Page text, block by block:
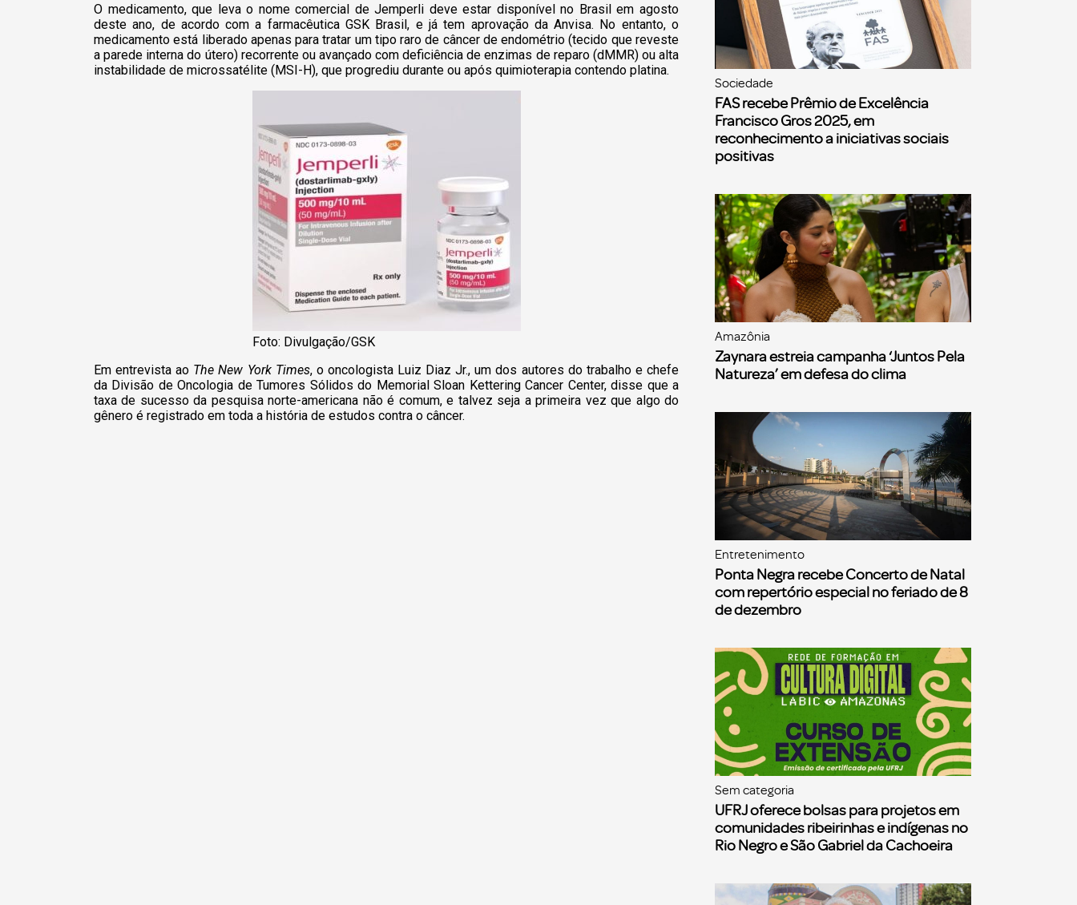
O medicamento, que leva o nome comercial de Jemperli deve estar disponível no Brasil em agosto
deste ano, de acordo com a farmacêutica GSK Brasil, e já tem aprovação da Anvisa. No entanto, o
medicamento está liberado apenas para tratar um tipo raro de câncer de endométrio (tecido que reveste
a parede interna do útero) recorrente ou avançado com deficiência de enzimas de reparo (dMMR) ou alta
instabilidade de microssatélite (MSI-H), que progrediu durante ou após quimioterapia contendo platina.
Foto: Divulgação/GSK
Em entrevista ao The New York Times, o oncologista Luiz Diaz Jr., um dos autores do trabalho e chefe
da Divisão de Oncologia de Tumores Sólidos do Memorial Sloan Kettering Cancer Center, disse que a
taxa de sucesso da pesquisa norte-americana não é comum, e talvez seja a primeira vez que algo do
gênero é registrado em toda a história de estudos contra o câncer.
Sociedade
FAS recebe Prêmio de Excelência
Francisco Gros 2025, em
reconhecimento a iniciativas sociais
positivas
Amazônia
Zaynara estreia campanha ‘Juntos Pela
Natureza’ em defesa do clima
Entretenimento
Ponta Negra recebe Concerto de Natal
com repertório especial no feriado de 8
de dezembro
Sem categoria
UFRJ oferece bolsas para projetos em
comunidades ribeirinhas e indígenas no
Rio Negro e São Gabriel da Cachoeira